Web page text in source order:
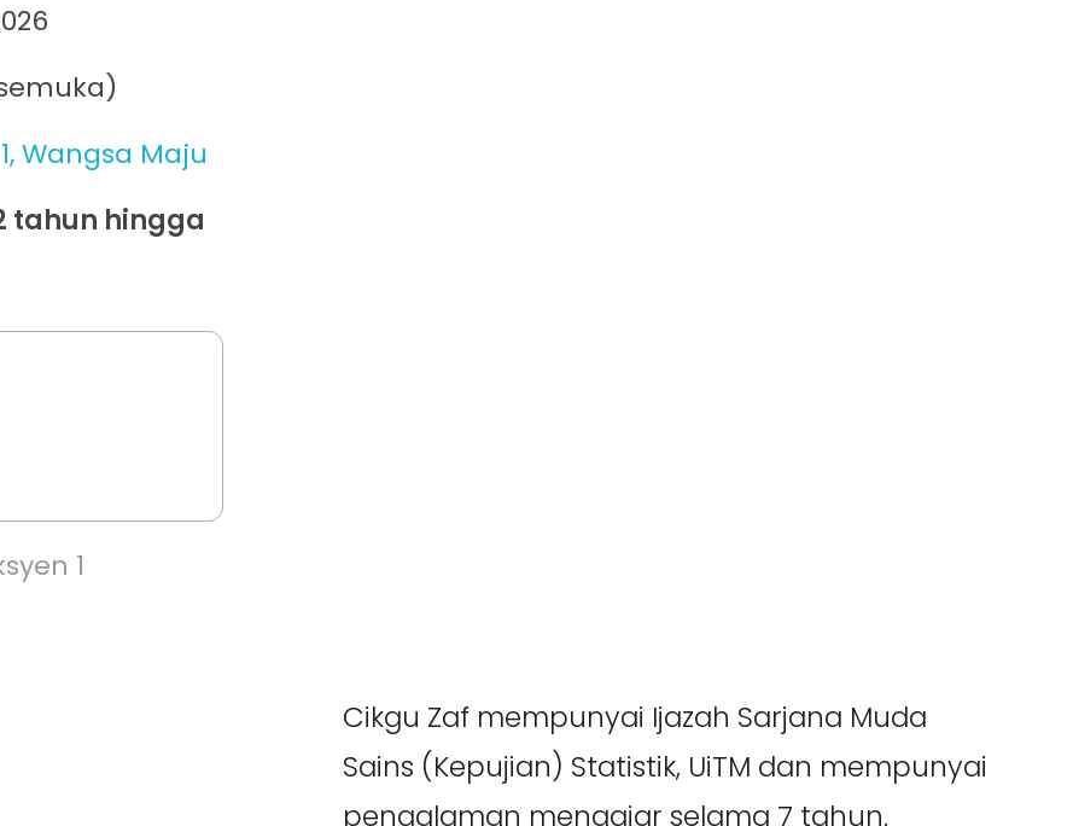
Wangsa Maju
tahun hingga
1
Cikgu Zaf mempunyai Ijazah Sarjana Muda
Sains (Kepujian) Statistik, UiTM dan mempunyai
pengalaman mengajar selama 7 tahun.